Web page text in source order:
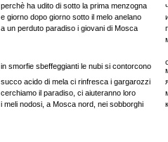
perchè ha udito di sotto la prima menzogna
e giorno dopo giorno sotto il melo anelano
a un perduto paradiso i giovani di Mosca
in smorfie sbeffeggianti le nubi si contorcono
succo acido di mela ci rinfresca i gargarozzi
cerchiamo il paradiso, ci aiuteranno loro
i meli nodosi, a Mosca nord, nei sobborghi